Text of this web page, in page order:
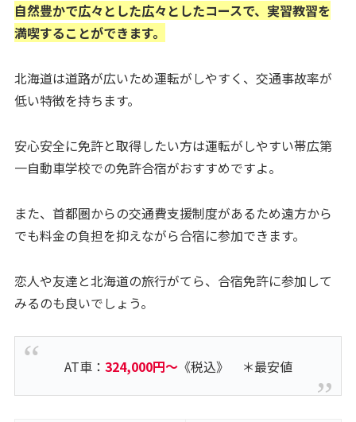
自然豊かで広々とした広々としたコースで、実習教習を
満喫することができます。
北海道は道路が広いため運転がしやすく、交通事故率が
低い特徴を持ちます。
安心安全に免許と取得したい方は運転がしやすい帯広第
一自動車学校での免許合宿がおすすめですよ。
また、首都圏からの交通費支援制度があるため遠方から
でも料金の負担を抑えながら合宿に参加できます。
恋人や友達と北海道の旅行がてら、合宿免許に参加して
みるのも良いでしょう。
AT車： 324,000円～《税込》 ＊最安値